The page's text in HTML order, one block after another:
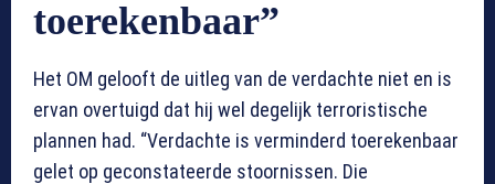
toerekenbaar”
Het OM gelooft de uitleg van de verdachte niet en is
ervan overtuigd dat hij wel degelijk terroristische
plannen had. “Verdachte is verminderd toerekenbaar
gelet op geconstateerde stoornissen. Die